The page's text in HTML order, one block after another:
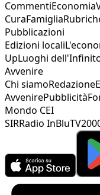
CommentiEconomia
CuraFamiglia
Pubblicazioni
Edizioni locali
UpLuoghi
Avvenire
Chi siamoRedazione
AvvenirePubblicità
Mondo CEI
SIRRadio InBlu